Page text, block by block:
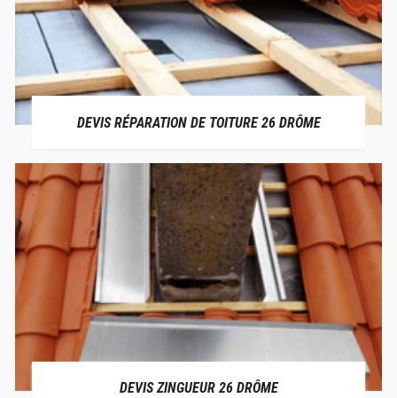
DEVIS RÉPARATION DE TOITURE 26 DRÔME
DEVIS ZINGUEUR 26 DRÔME